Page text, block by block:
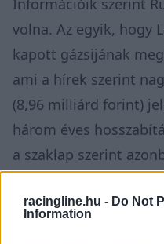
racingline.hu - Do Not
Information
volna. Az egyik, hogy
kapott gázsijának
ami a hírek szerint
(8,96 milliárd forint)
három éves
a szaklap szerint
hajlandó kifizetni